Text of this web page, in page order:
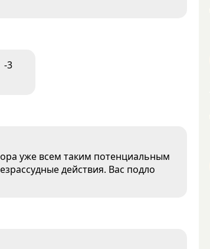
-3
уже всем таким потенциальным
действия. Вас подло